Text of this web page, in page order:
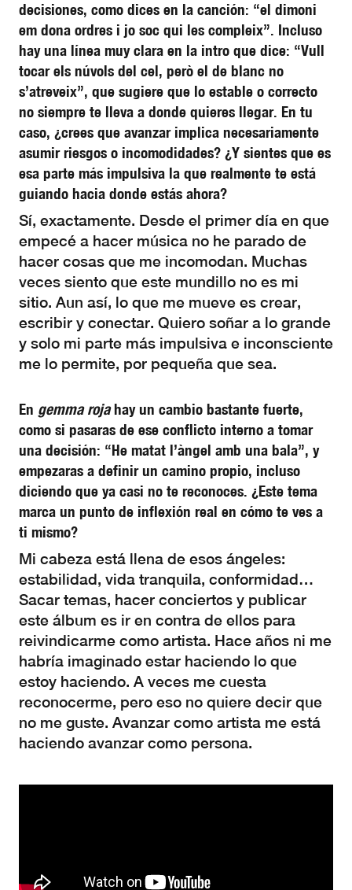
decisiones, como dices en la canción: “el dimoni
em dona ordres i jo soc qui les compleix”. Incluso
hay una línea muy clara en la intro que dice: “Vull
tocar els núvols del cel, però el de blanc no
s’atreveix”, que sugiere que lo estable o correcto
no siempre te lleva a donde quieres llegar. En tu
caso, ¿crees que avanzar implica necesariamente
asumir riesgos o incomodidades? ¿Y sientes que es
esa parte más impulsiva la que realmente te está
guiando hacia donde estás ahora?
Sí, exactamente. Desde el primer día en que
empecé a hacer música no he parado de
hacer cosas que me incomodan. Muchas
veces siento que este mundillo no es mi
sitio. Aun así, lo que me mueve es crear,
escribir y conectar. Quiero soñar a lo grande
y solo mi parte más impulsiva e inconsciente
me lo permite, por pequeña que sea.
En gemma rojahay un cambio bastante fuerte,
como si pasaras de ese conflicto interno a tomar
una decisión: “He matat l’àngel amb una bala”, y
empezaras a definir un camino propio, incluso
diciendo que ya casi no te reconoces. ¿Este tema
marca un punto de inflexión real en cómo te ves a
ti mismo?
Mi cabeza está llena de esos ángeles:
estabilidad, vida tranquila, conformidad…
Sacar temas, hacer conciertos y publicar
este álbum es ir en contra de ellos para
reivindicarme como artista. Hace años ni me
habría imaginado estar haciendo lo que
estoy haciendo. A veces me cuesta
reconocerme, pero eso no quiere decir que
no me guste. Avanzar como artista me está
haciendo avanzar como persona.